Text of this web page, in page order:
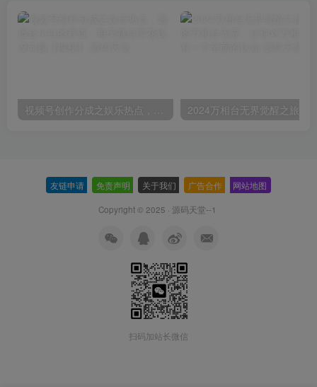
视频号创作分成之娱乐热点，最适合小白的赛道，每天赚点零花钱没问题【揭秘】
友链申请 免责声明 关于我们 广告合作 网站地图
Copyright © 2025 · 源码天堂--1
扫码加站长微信